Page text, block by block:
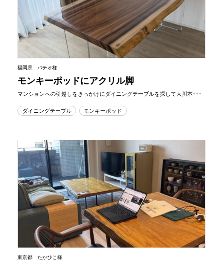
福岡県 バチオ様
モンキーポッドにアクリル脚
マンションへの引越しをきっかけにダイニングテーブルを探して大川本･･･
ダイニングテーブル モンキーポッド
東京都 たかひこ様